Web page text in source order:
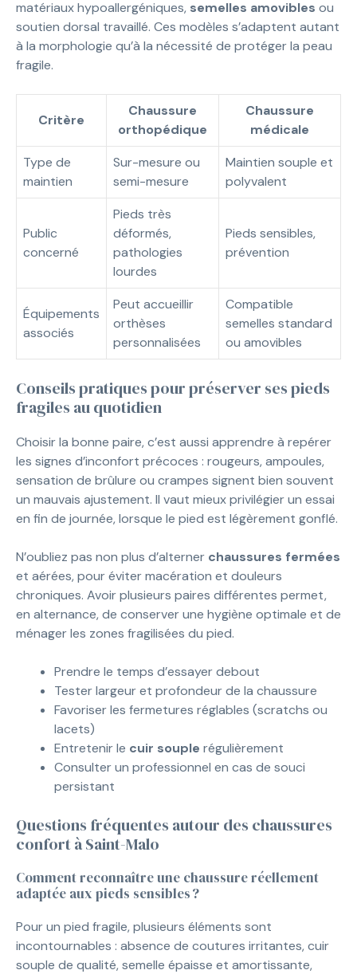
matériaux hypoallergéniques, semelles amovibles ou
soutien dorsal travaillé. Ces modèles s’adaptent autant
à la morphologie qu’à la nécessité de protéger la peau
fragile.
Critère
Chaussure
orthopédique
Chaussure
médicale
Type de
maintien
Sur-mesure ou
semi-mesure
Maintien souple et
polyvalent
Public
concerné
Pieds très
déformés,
pathologies
lourdes
Pieds sensibles,
prévention
Équipements
associés
Peut accueillir
orthèses
personnalisées
Compatible
semelles standard
ou amovibles
Conseils pratiques pour préserver ses pieds
fragiles au quotidien
Choisir la bonne paire, c’est aussi apprendre à repérer
les signes d’inconfort précoces : rougeurs, ampoules,
sensation de brûlure ou crampes signent bien souvent
un mauvais ajustement. Il vaut mieux privilégier un essai
en fin de journée, lorsque le pied est légèrement gonflé.
N’oubliez pas non plus d’alterner chaussures fermées
et aérées, pour éviter macération et douleurs
chroniques. Avoir plusieurs paires différentes permet,
en alternance, de conserver une hygiène optimale et de
ménager les zones fragilisées du pied.
Prendre le temps d’essayer debout
Tester largeur et profondeur de la chaussure
Favoriser les fermetures réglables (scratchs ou
lacets)
Entretenir le cuir souple régulièrement
Consulter un professionnel en cas de souci
persistant
Questions fréquentes autour des chaussures
confort à Saint-Malo
Comment reconnaître une chaussure réellement
adaptée aux pieds sensibles ?
Pour un pied fragile, plusieurs éléments sont
incontournables : absence de coutures irritantes, cuir
souple de qualité, semelle épaisse et amortissante,